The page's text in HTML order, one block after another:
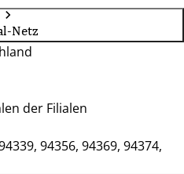
Netz
der Filialen
94356, 94369, 94374,